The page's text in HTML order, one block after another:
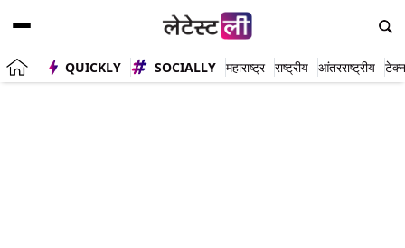
QUICKLY SOCIALLY महाराष्ट्र राष्ट्रीय आंतरराष्ट्रीय